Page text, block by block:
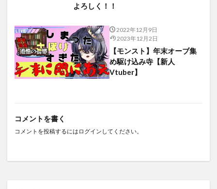
よろしく！！
2022年12月9日
2023年12月2日
【モンスト】年末オーブ集
め駆け込み寺【新人
Vtuber】
コメントを書く
コメントを投稿するには ログイン してください。